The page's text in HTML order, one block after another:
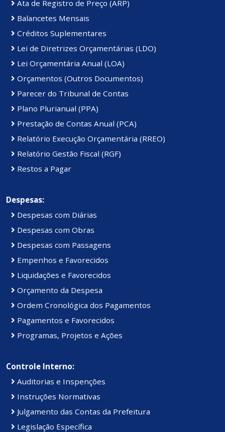
Ata de Registro de Preço (ARP)
Balancetes Mensais
Créditos Suplementares
Lei de Diretrizes Orçamentárias (LDO)
Lei Orçamentária Anual (LOA)
Orçamentos (Outros Documentos)
Parecer do Tribunal de Contas
Plano Plurianual (PPA)
Prestação de Contas Anual (PCA)
Relatório Execução Orçamentária (RREO)
Relatório Gestão Fiscal (RGF)
Restos a Pagar
Despesas:
Despesas com Diárias
Despesas com Obras
Despesas com Passagens
Empenhos e Favorecidos
Liquidações e Favorecidos
Orçamento da Despesa
Ordem Cronológica dos Pagamentos
Pagamentos e Favorecidos
Programas, Projetos e Ações
Controle Interno:
Auditorias e Inspenções
Instruções Normativas
Julgamento das Contas da Prefeitura
Legislação Específica